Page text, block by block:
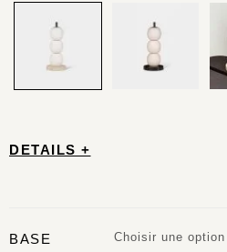
DETAILS +
BASE Choisir une option